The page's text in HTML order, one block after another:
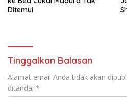
Ditemui
Tinggalkan Balasan
Alamat email Anda tidak akan
ditandai *